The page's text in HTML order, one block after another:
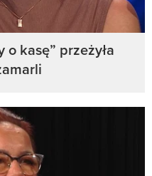
kasę” przeżyła